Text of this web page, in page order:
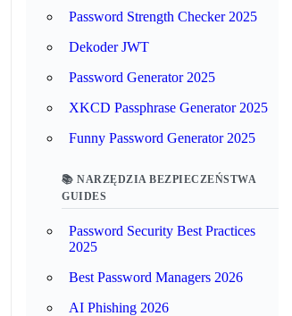
Password Strength Checker 2025
Dekoder JWT
Password Generator 2025
XKCD Passphrase Generator 2025
Funny Password Generator 2025
📚 NARZĘDZIA BEZPIECZEŃSTWA
GUIDES
Password Security Best Practices
2025
Best Password Managers 2026
AI Phishing 2026